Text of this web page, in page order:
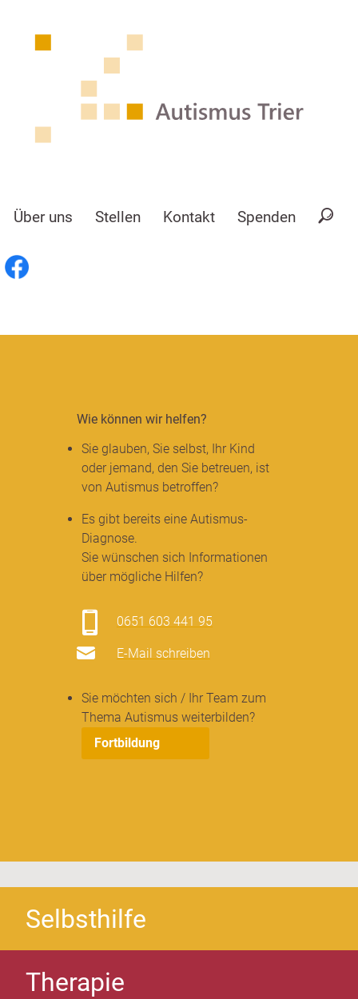
Über uns Stellen Kontakt Spenden
Wie können wir helfen?
Sie glauben, Sie selbst, Ihr Kind
oder jemand, den Sie betreuen, ist
von Autismus betroffen?
Es gibt bereits eine Autismus-
Diagnose.
Sie wünschen sich Informationen
über mögliche Hilfen?
0651 603 441 95
E-Mail schreiben
Sie möchten sich / Ihr Team zum
Thema Autismus weiterbilden?
Fortbildung
Selbsthilfe
Therapie